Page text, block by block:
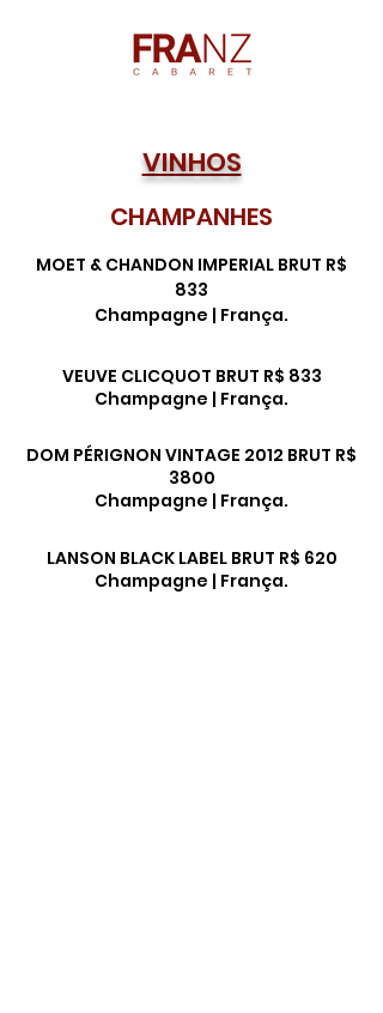
VINHOS
CHAMPANHES
MOET & CHANDON IMPERIAL BRUT R$
833
Champagne | França.
VEUVE CLICQUOT BRUT R$ 833
Champagne | França.
DOM PÉRIGNON VINTAGE 2012 BRUT R$
3800
Champagne | França.
LANSON BLACK LABEL BRUT R$ 620
Champagne | França.